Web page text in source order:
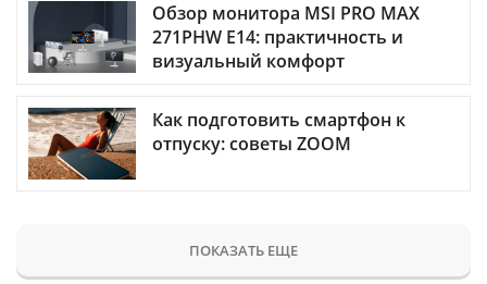
Обзор монитора MSI PRO MAX
271PHW E14: практичность и
визуальный комфорт
Как подготовить смартфон к
отпуску: советы ZOOM
ПОКАЗАТЬ ЕЩЕ